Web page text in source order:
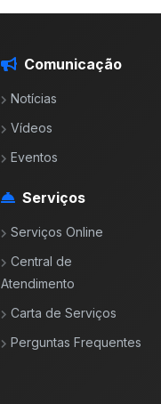
Comunicação
Notícias
Vídeos
Eventos
Serviços
Serviços Online
Central de
Atendimento
Carta de Serviços
Perguntas Frequentes